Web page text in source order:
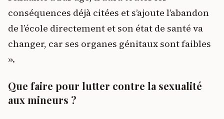
conséquences déjà citées et s’ajoute l’abandon
de l’école directement et son état de santé va
changer, car ses organes génitaux sont faibles
».
Que faire pour lutter contre la sexualité
aux mineurs ?